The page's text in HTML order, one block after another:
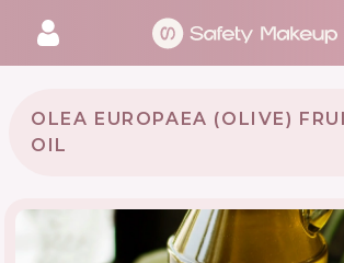
OLEA EUROPAEA (OLIVE)
OIL